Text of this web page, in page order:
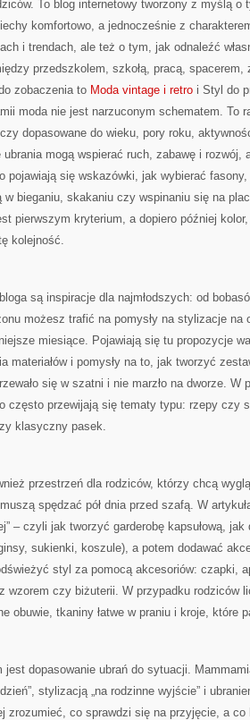
To blog internetowy tworzony z myślą o
komfortowo, a jednocześnie z
i trendach, ale też o tym, jak odnaleźć
przedszkolem, szkołą, pracą,
zobaczenia to Moda vintage i retro i Styl do
moda nie jest narzuconym schematem. To
dopasowane do wieku, pory roku,
ubrania mogą wspierać ruch, zabawę i rozwój,
pojawiają się wskazówki, jak wybierać
w bieganiu, skakaniu czy wspinaniu się na
pierwszym kryterium, a dopiero później
kolejność.
są inspiracje dla najmłodszych: od
możesz trafić na pomysły na stylizacje na
miesiące. Pojawiają się tu propozycje
materiałów i pomysły na to, jak tworzyć
się w szatni i nie marzło na dworze. W
często przewijają się tematy typu: rzepy czy
klasyczny pasek.
przestrzeń dla rodziców, którzy chcą
spędzać pół dnia przed szafą. W
– czyli jak tworzyć garderobę kapsułową,
sukienki, koszule), a potem dodawać
styl za pomocą akcesoriów: czapki,
wzorem czy biżuterii. W przypadku rodziców
obuwie, tkaniny łatwe w praniu i kroje, które
jest dopasowanie ubrań do sytuacji.
stylizacją „na rodzinne wyjście” i
zrozumieć, co sprawdzi się na przyjęcie, a